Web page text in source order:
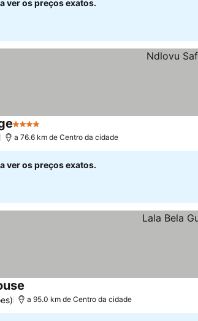
ver os preços exatos.
4 Estrelas
a 76.6 km de Centro da cidade
ver os preços exatos.
a 95.0 km de Centro da cidade